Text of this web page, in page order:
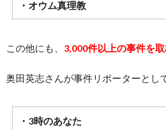
・オウム真理教
この他にも、 3,000件以上の事件を
奥田英志さんが事件リポーターとし
・3時のあなた